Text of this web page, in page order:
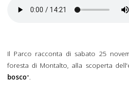
Il Parco racconta di sabato 25
foresta di Montalto, alla scoperta
bosco".